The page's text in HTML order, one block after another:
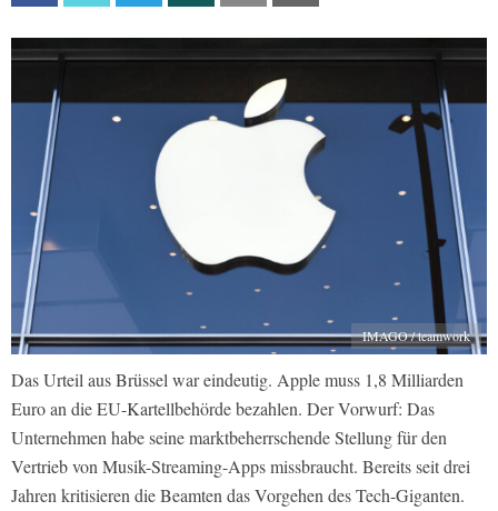
IMAGO / teamwork
Das Urteil aus Brüssel war eindeutig. Apple muss 1,8 Milliarden
Euro an die EU-Kartellbehörde bezahlen. Der Vorwurf: Das
Unternehmen habe seine marktbeherrschende Stellung für den
Vertrieb von Musik-Streaming-Apps missbraucht. Bereits seit drei
Jahren kritisieren die Beamten das Vorgehen des Tech-Giganten.